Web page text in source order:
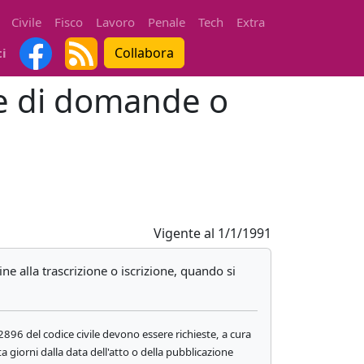
Civile Fisco Lavoro Penale Tech
Extra
Collabora
di domande o
Vigente al 1/1/1991
alla trascrizione o iscrizione, quando si
del codice civile devono essere richieste, a cura
dalla data dell'atto o della pubblicazione